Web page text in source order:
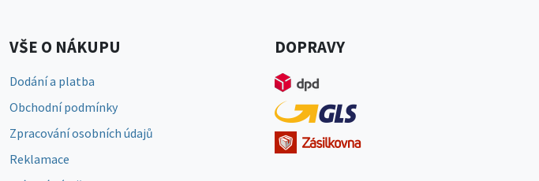
VŠE O NÁKUPU
Dodání a platba
Obchodní podmínky
Zpracování osobních údajů
Reklamace
DOPRAVY